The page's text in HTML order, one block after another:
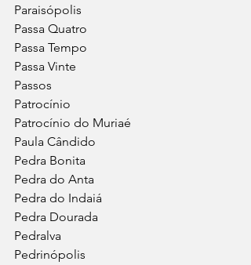
Paraisópolis
Passa Quatro
Passa Tempo
Passa Vinte
Passos
Patrocínio
Patrocínio do Muriaé
Paula Cândido
Pedra Bonita
Pedra do Anta
Pedra do Indaiá
Pedra Dourada
Pedralva
Pedrinópolis